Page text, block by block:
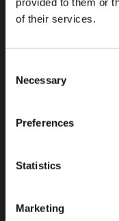
of their services.
Selection
Necessary
Preferences
Statistics
Marketing
Botnische
+31 (0)34
CATEGORIEËN
Buttons